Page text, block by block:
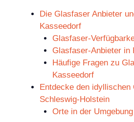
Die Glasfaser Anbieter
Kasseedorf
Glasfaser-
Glasfaser-Anbieter in
Häufige Fragen zu
Kasseedorf
Entdecke den
Schleswig-Holstein
Orte in der